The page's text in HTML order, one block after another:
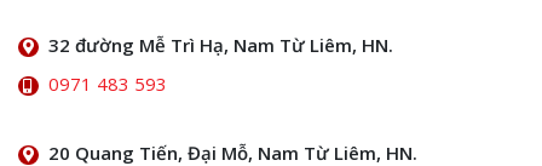
32 đường Mễ Trì Hạ, Nam Từ Liêm, HN.
0971 483 593
20 Quang Tiến, Đại Mỗ, Nam Từ Liêm, HN.